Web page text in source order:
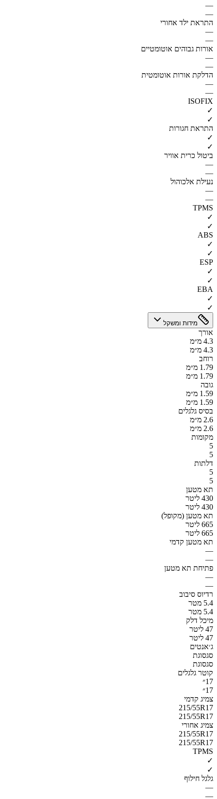
—
—
התראת ילד אחורי
—
—
אורות גבוהים אוטומטיים
—
—
הדלקת אורות אוטומטית
—
—
ISOFIX
✓
✓
התראת חגורות
✓
✓
ביטול כרית אוויר
—
—
נעילת אלכוהול
—
—
TPMS
✓
✓
ABS
✓
✓
ESP
✓
✓
EBA
✓
✓
מידות ומשקל
אורך
4.3 מ״מ
4.3 מ״מ
רוחב
1.79 מ״מ
1.79 מ״מ
גובה
1.59 מ״מ
1.59 מ״מ
בסיס גלגלים
2.6 מ״מ
2.6 מ״מ
מקומות
5
5
דלתות
5
5
תא מטען
430 ליטר
430 ליטר
תא מטען (מקופל)
665 ליטר
665 ליטר
תא מטען קדמי
—
—
פתיחת תא מטען
—
—
רדיוס סיבוב
5.4 מטר
5.4 מטר
מיכל דלק
47 ליטר
47 ליטר
ג׳אנטים
סגסוגת
סגסוגת
קוטר גלגלים
17״
17״
צמיג קדמי
215/55R17
215/55R17
צמיג אחורי
215/55R17
215/55R17
TPMS
✓
✓
גלגל חילוף
—
—